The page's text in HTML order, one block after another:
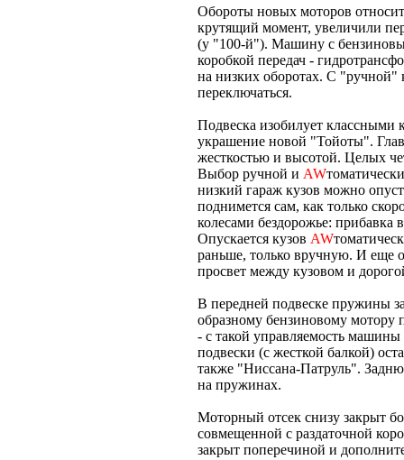
Обороты новых моторов
крутящий момент, увеличили
(у "100-й"). Машину с
коробкой передач -
на низких оборотах. С "ручной"
переключаться.
Подвеска изобилует классными
украшение новой "Тойоты".
жесткостью и высотой. Целых
Выбор ручной и AW
низкий гараж кузов можно
поднимется сам, как только
колесами бездорожье: прибавка
Опускается кузов AW
раньше, только вручную. И еще
просвет между кузовом и
В передней подвеске пружины
образному бензиновому мотору
- с такой управляемость
подвески (с жесткой балкой)
также "Ниссана-Патруль".
на пружинах.
Моторный отсек снизу закрыт
совмещенной с раздаточной
закрыт поперечиной и